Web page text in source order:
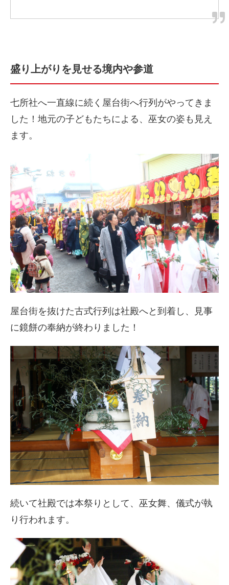
盛り上がりを見せる境内や参道
七所社へ一直線に続く屋台街へ行列がやってきま
した！地元の子どもたちによる、巫女の姿も見え
ます。
屋台街を抜けた古式行列は社殿へと到着し、見事
に鏡餅の奉納が終わりました！
続いて社殿では本祭りとして、巫女舞、儀式が執
り行われます。